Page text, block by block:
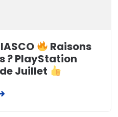
Raisons
? PlayStation
Juillet